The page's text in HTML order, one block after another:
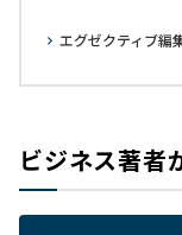
エグゼクティブ
ビジネス著者